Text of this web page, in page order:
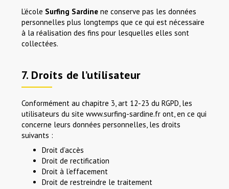
L’école Surfing Sardinene conserve pas les données
personnelles plus longtemps que ce qui est nécessaire
à la réalisation des fins pour lesquelles elles sont
collectées.
7. Droits de l’utilisateur
Conformément au chapitre 3, art 12-23 du RGPD, les
utilisateurs du site www.surfing-sardine.fr ont, en ce qui
concerne leurs données personnelles, les droits
suivants :
Droit d’accès
Droit de rectification
Droit à l’effacement
Droit de restreindre le traitement